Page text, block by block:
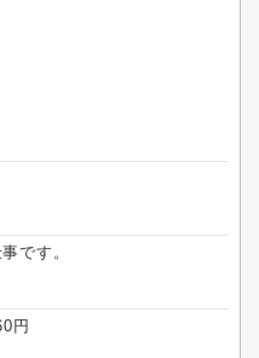
です。
円